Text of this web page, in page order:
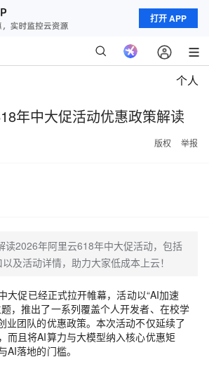
打开 APP
个人
年中大促活动优惠政策解读
版权 举报
读2026年阿里云618年中大促活动，包括
及活动详情，助力大家低成本上云！
大促已经正式拉开帷幕，活动以“AI加速
，推出了一系列覆盖个人开发者、在校学
业团队的优惠政策。本次活动不仅延续了
而且将AI算力与大模型纳入核心优惠矩
AI落地的门槛。